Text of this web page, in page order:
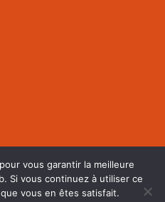
vous garantir la meilleure
Si vous continuez à utiliser ce
vous en êtes satisfait.